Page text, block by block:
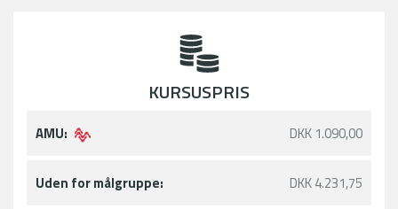
KURSUSPRIS
AMU: DKK 1.090,00
Uden for målgruppe: DKK 4.231,75